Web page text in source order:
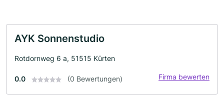
AYK Sonnenstudio
Rotdornweg 6 a, 51515 Kürten
0.0 (0 Bewertungen) Firma bewerten